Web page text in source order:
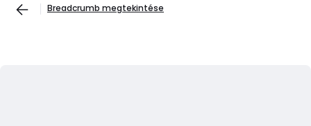
Breadcrumb megtekintése